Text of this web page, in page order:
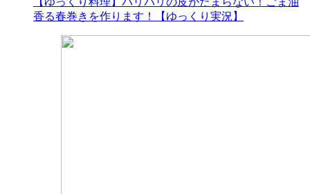
香る春巻きを作ります！【ゆっくり実況】